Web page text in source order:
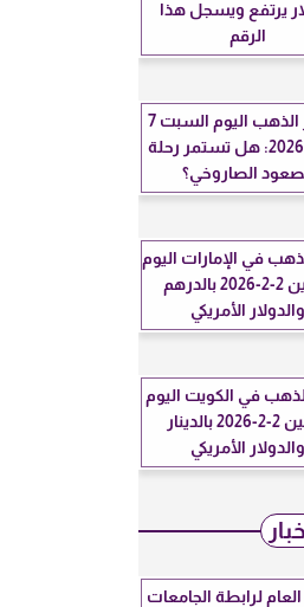
يرتفع ويسجل هذا
الرقم
أسعار الذهب اليوم السبت 7
فبراير 2026: هل تستمر رحلة
الصاروخي؟
في الإمارات اليوم
الإثنين 2-2-2026 بالدرهم
والدولار الأمريكي
في الكويت اليوم
الإثنين 2-2-2026 بالدينار
والدولار الأمريكي
العام لرابطة الجامعات